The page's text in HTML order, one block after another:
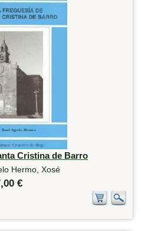
Cristina de Barro
Hermo, Xosé
€